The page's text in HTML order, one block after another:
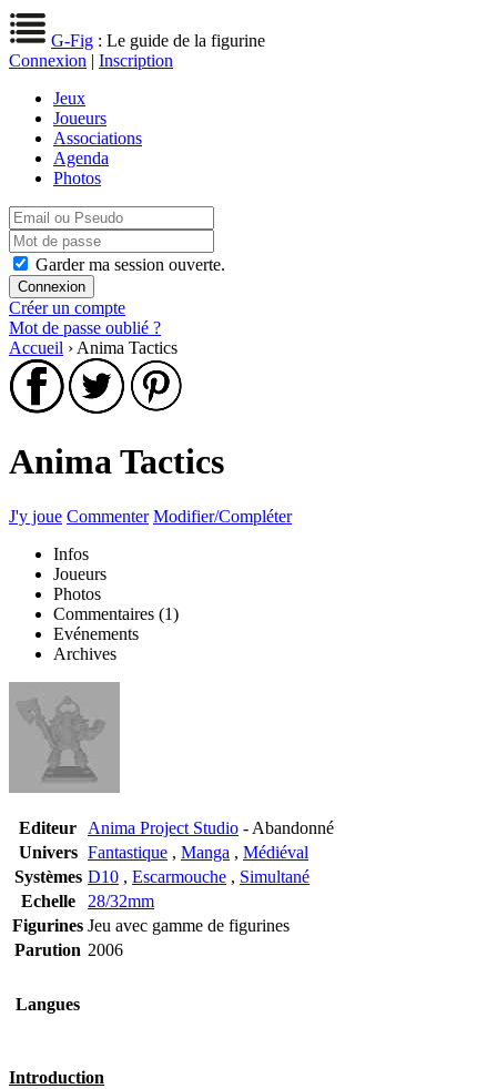
G-Fig : Le guide de la figurine
Connexion | Inscription
Jeux
Joueurs
Associations
Agenda
Photos
Garder ma session ouverte.
Créer un compte
Mot de passe oublié ?
Accueil › Anima Tactics
Anima Tactics
J'y joue Commenter Modifier/Compléter
Infos
Joueurs
Photos
Commentaires (1)
Evénements
Archives
Editeur Anima Project Studio - Abandonné
Univers Fantastique , Manga , Médiéval
Systèmes D10 , Escarmouche , Simultané
Echelle
28/32mm
Figurines Jeu avec gamme de figurines
Parution 2006
Langues
Introduction